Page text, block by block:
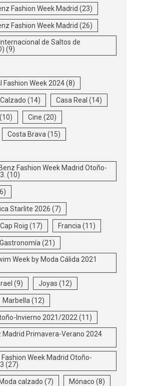
Fashion Week Madrid (23)
Fashion Week Madrid (26)
de Saltos de
(9)
Fashion Week 2024(8)
Calzado (14) Casa Real (14)
(10) Cine (20)
Costa Brava (15)
Fashion Week Madrid Otoño-
(10)
Starlite 2026 (7)
Roig (17) Francia (11)
Gastronomía (21)
Week by Moda Cálida 2021
(9) Joyas (12)
Marbella (12)
Invierno 2021/2022 (11)
Madrid Primavera-Verano 2024
Week Madrid Otoño-
(27)
Moda calzado (7) Mónaco (8)